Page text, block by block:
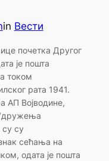
in Вести
почетка Другог
је пошта
током
рата 1941.
АП Војводине,
су
сећања на
одата је пошта